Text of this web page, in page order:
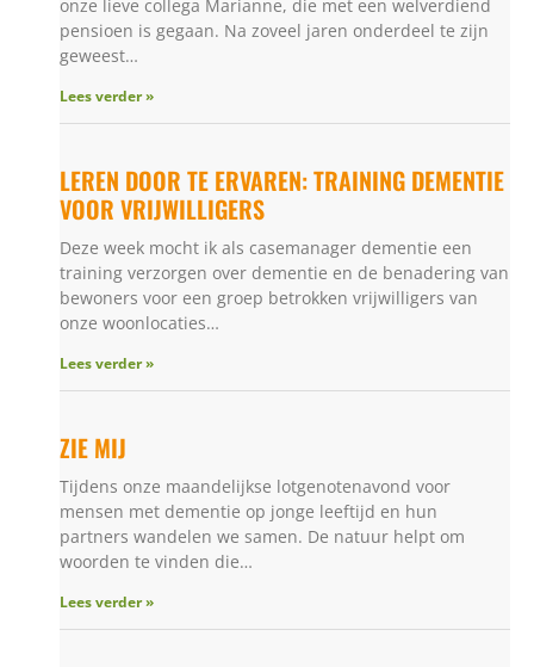
onze lieve collega Marianne, die met een welverdiend
pensioen is gegaan. Na zoveel jaren onderdeel te zijn
geweest…
Lees verder »
LEREN DOOR TE ERVAREN: TRAINING DEMENTIE
VOOR VRIJWILLIGERS
Deze week mocht ik als casemanager dementie een
training verzorgen over dementie en de benadering van
bewoners voor een groep betrokken vrijwilligers van
onze woonlocaties…
Lees verder »
ZIE MIJ
Tijdens onze maandelijkse lotgenotenavond voor
mensen met dementie op jonge leeftijd en hun
partners wandelen we samen. De natuur helpt om
woorden te vinden die…
Lees verder »